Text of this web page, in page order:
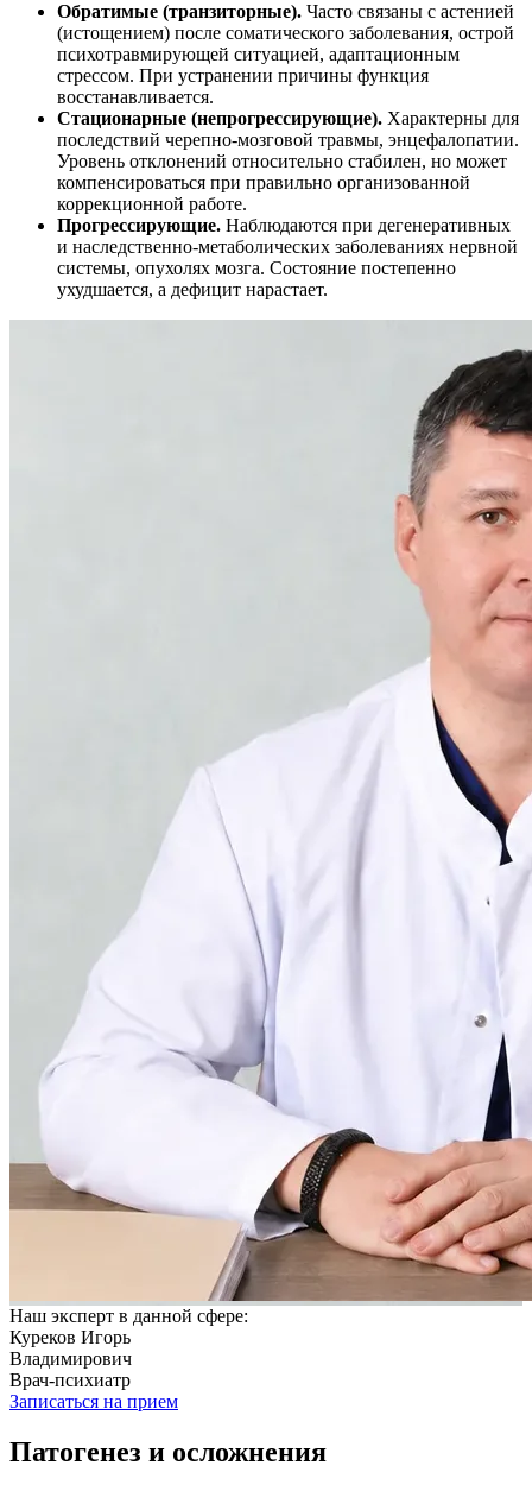
Обратимые (транзиторные). Часто связаны с астенией
(истощением) после соматического заболевания, острой
психотравмирующей ситуацией, адаптационным
стрессом. При устранении причины функция
восстанавливается.
Стационарные (непрогрессирующие). Характерны для
последствий черепно-мозговой травмы, энцефалопатии.
Уровень отклонений относительно стабилен, но может
компенсироваться при правильно организованной
коррекционной работе.
Прогрессирующие. Наблюдаются при дегенеративных
и наследственно-метаболических заболеваниях нервной
системы, опухолях мозга. Состояние постепенно
ухудшается, а дефицит нарастает.
Наш эксперт в данной сфере:
Куреков Игорь
Владимирович
Врач-психиатр
Записаться на прием
Патогенез и осложнения